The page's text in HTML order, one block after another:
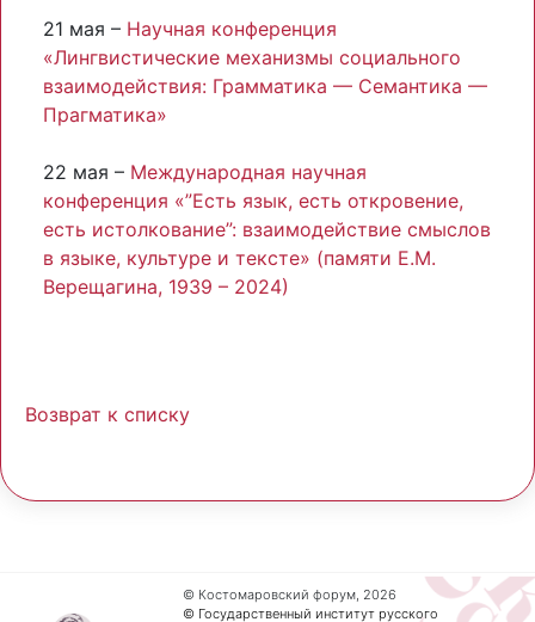
21 мая – Научная конференция
«Лингвистические механизмы социального
взаимодействия: Грамматика — Семантика —
Прагматика»
22 мая – Международная научная
конференция «”Есть язык, есть откровение,
есть истолкование”: взаимодействие смыслов
в языке, культуре и тексте» (памяти Е.М.
Верещагина, 1939 – 2024)
Возврат к списку
© Костомаровский форум, 2026
© Государственный институт русского